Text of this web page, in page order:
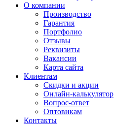
О компании
Производство
Гарантия
Портфолио
Отзывы
Реквизиты
Вакансии
Карта сайта
Клиентам
Скидки и акции
Онлайн-калькулятор
Вопрос-ответ
Оптовикам
Контакты